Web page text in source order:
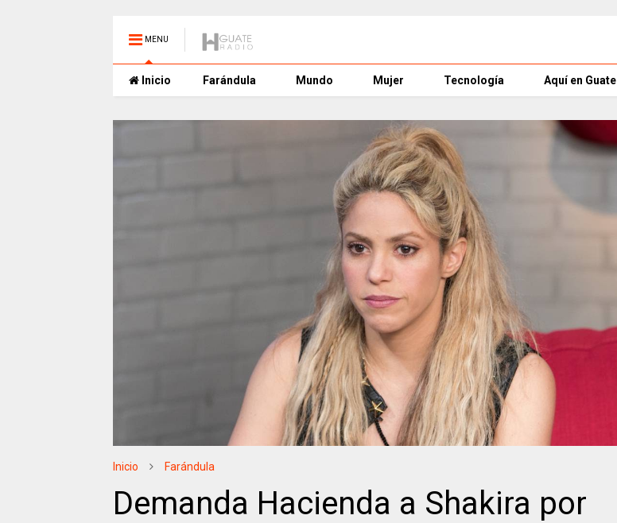
MENU
Inicio Farándula Mundo Mujer Tecnología Aquí en Guate
Inicio Farándula
Demanda Hacienda a Shakira por